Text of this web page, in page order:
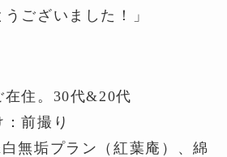
ございました！」
在住。30代&20代
前撮り
無垢プラン（紅葉庵）、綿